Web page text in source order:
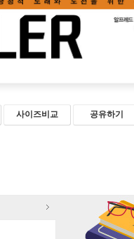
사이즈비교 공유하기